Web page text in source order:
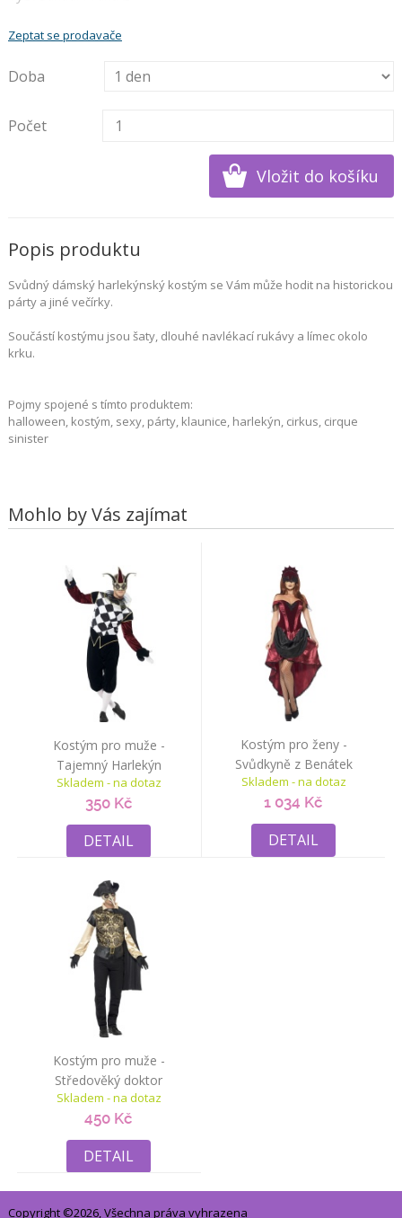
Zeptat se prodavače
Doba
Počet
Popis produktu
Svůdný dámský harlekýnský kostým se Vám může hodit na historickou
párty a jiné večírky.
Součástí kostýmu jsou šaty, dlouhé navlékací rukávy a límec okolo
krku.
Pojmy spojené s tímto produktem:
halloween, kostým, sexy, párty, klaunice, harlekýn, cirkus, cirque
sinister
Mohlo by Vás zajímat
Kostým pro muže -
Tajemný Harlekýn
Skladem - na dotaz
350 Kč
DETAIL
Kostým pro ženy -
Svůdkyně z Benátek
Skladem - na dotaz
1 034 Kč
DETAIL
Kostým pro muže -
Středověký doktor
(Benátský karneval)
Skladem - na dotaz
450 Kč
DETAIL
Copyright ©2026, Všechna práva vyhrazena